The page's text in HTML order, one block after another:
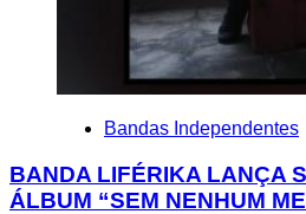
Bandas Independentes
BANDA LIFÉRIKA LANÇA
ÁLBUM “SEM NENHUM